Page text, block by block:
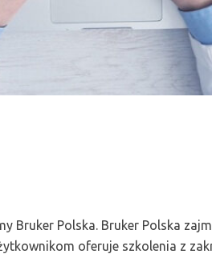
Bruker Polska. Bruker Polska
oferuje szkolenia z